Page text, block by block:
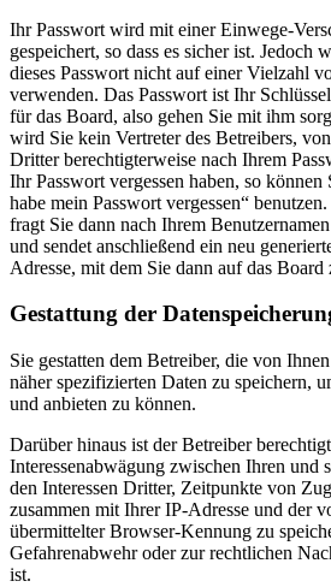
Ihr Passwort wird mit einer Einwege-
gespeichert, so dass es sicher ist. Jedoch
dieses Passwort nicht auf einer Vielzahl
verwenden. Das Passwort ist Ihr
für das Board, also gehen Sie mit ihm
wird Sie kein Vertreter des Betreibers,
Dritter berechtigterweise nach Ihrem
Ihr Passwort vergessen haben, so
habe mein Passwort vergessen“
fragt Sie dann nach Ihrem
und sendet anschließend ein neu
Adresse, mit dem Sie dann auf das
Gestattung der
Sie gestatten dem Betreiber, die von
näher spezifizierten Daten zu speichern,
und anbieten zu können.
Darüber hinaus ist der Betreiber
Interessenabwägung zwischen Ihren und
den Interessen Dritter, Zeitpunkte von
zusammen mit Ihrer IP-Adresse und der
übermittelter Browser-Kennung zu
Gefahrenabwehr oder zur rechtlichen
ist.